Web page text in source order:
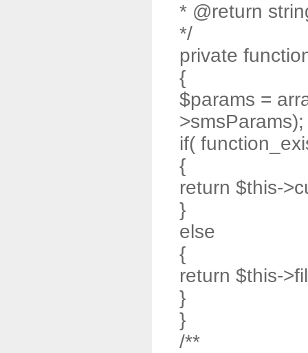
* @return
*/
private
{
$params =
>smsParams);
if(
{
return $this-
}
else
{
return $this-
}
}
/**